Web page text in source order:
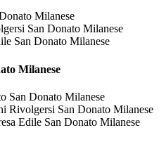
Milanese
San Donato Milanese
San Donato Milanese
Milanese
San Donato Milanese
Rivolgersi San Donato Milanese
Edile San Donato Milanese